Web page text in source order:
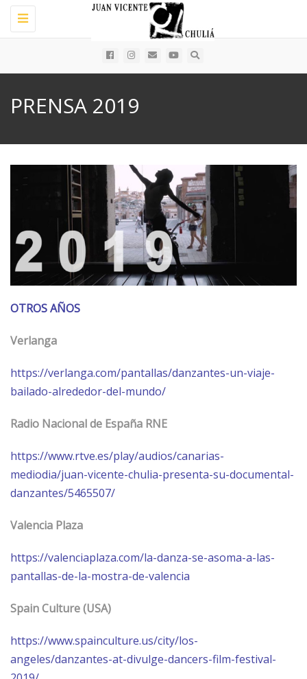
Toggle
navigation
PRENSA 2019
OTROS AÑOS
Verlanga
https://verlanga.com/pantallas/danzantes-un-viaje-
bailado-alrededor-del-mundo/
Radio Nacional de España RNE
https://www.rtve.es/play/audios/canarias-
mediodia/juan-vicente-chulia-presenta-su-documental-
danzantes/5465507/
Valencia Plaza
https://valenciaplaza.com/la-danza-se-asoma-a-las-
pantallas-de-la-mostra-de-valencia
Spain Culture (USA)
https://www.spainculture.us/city/los-
angeles/danzantes-at-divulge-dancers-film-festival-